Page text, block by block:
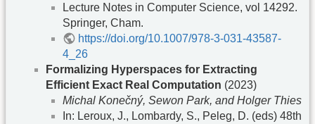
Lecture Notes in Computer Science, vol 14292.
Springer, Cham.
https://doi.org/10.1007/978-3-031-43587-
4_26
Formalizing Hyperspaces for Extracting
Efficient Exact Real Computation (2023)
Michal Konečný, Sewon Park, and Holger Thies
In: Leroux, J., Lombardy, S., Peleg, D. (eds) 48th